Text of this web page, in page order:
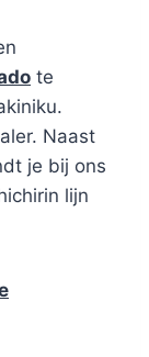
te
Naast
je bij ons
lijn